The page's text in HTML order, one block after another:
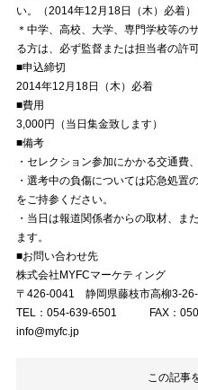
い。（2014年12月18日（木）必着）
＊中学、高校、大学、専門学校等の
る方は、必ず監督または担当者の許
■申込締切
2014年12月18日（木）必着
■費用
3,000円（当日集金致します）
■備考
・セレクション参加にかかる交通費
・選考中の負傷については応急処置
をご持参ください。
・当日は報道関係者からの取材、ま
ます。
■お問い合わせ先
株式会社MYFCマーケティング
〒426-0041 静岡県藤枝市高柳3-
TEL：054-639-6501 FAX：
info@myfc.jp
この記事